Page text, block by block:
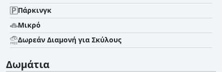
Πάρκινγκ
Μικρό
Δωρεάν Διαμονή για Σκύλους
Δωμάτια